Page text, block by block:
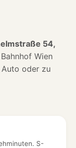
54,
Wien
oder zu
S-